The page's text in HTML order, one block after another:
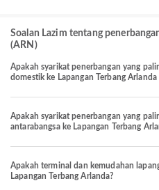
Soalan Lazim tentang
(ARN)
Apakah syarikat penerbangan yang
domestik ke Lapangan Terbang Arlanda
Apakah syarikat penerbangan yang
antarabangsa ke Lapangan Terbang
Apakah terminal dan kemudahan
Lapangan Terbang Arlanda?